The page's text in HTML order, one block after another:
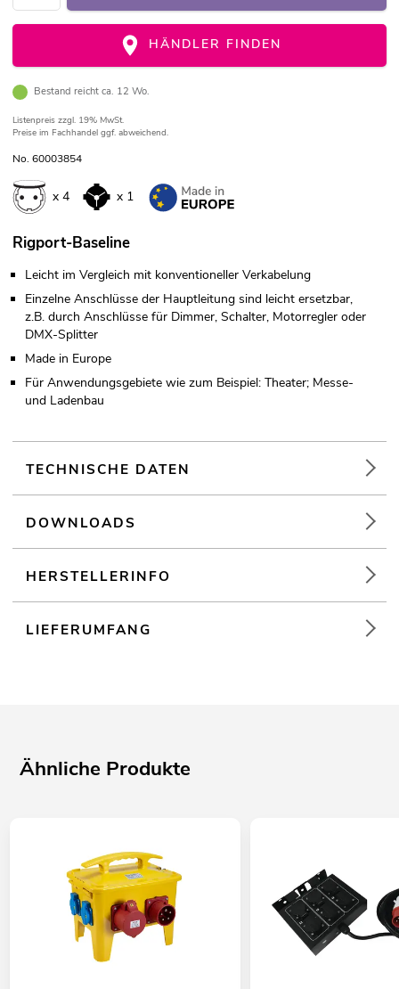
HÄNDLER FINDEN
Bestand reicht ca. 12 Wo.
Listenpreis zzgl. 19% MwSt.
Preise im Fachhandel ggf. abweichend.
No. 60003854
x 4 x 1
Rigport-Baseline
Leicht im Vergleich mit konventioneller Verkabelung
Einzelne Anschlüsse der Hauptleitung sind leicht ersetzbar,
z.B. durch Anschlüsse für Dimmer, Schalter, Motorregler oder
DMX-Splitter
Made in Europe
Für Anwendungsgebiete wie zum Beispiel: Theater; Messe-
und Ladenbau
TECHNISCHE DATEN
DOWNLOADS
HERSTELLERINFO
LIEFERUMFANG
Ähnliche Produkte